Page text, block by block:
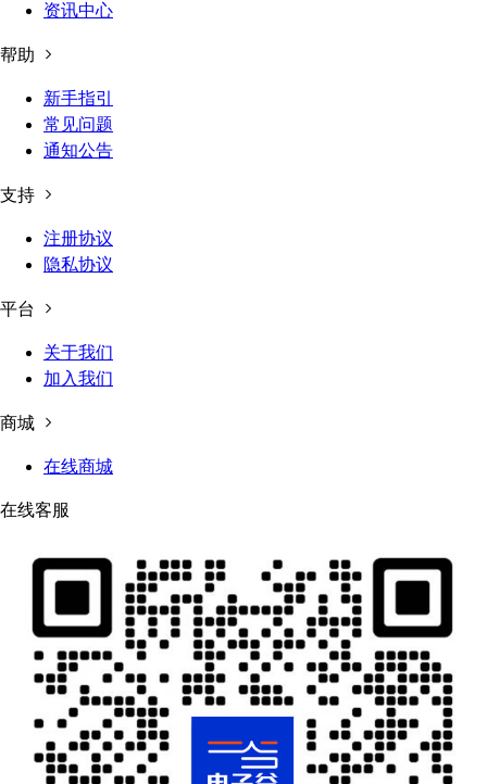
资讯中心
帮助
新手指引
常见问题
通知公告
支持
注册协议
隐私协议
平台
关于我们
加入我们
商城
在线商城
在线客服